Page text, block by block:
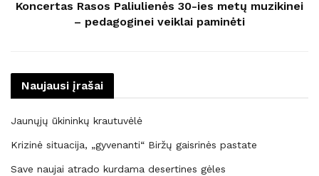
Koncertas Rasos Paliulienės 30-ies metų muzikinei
– pedagoginei veiklai paminėti
Naujausi įrašai
Jaunųjų ūkininkų krautuvėlė
Krizinė situacija, „gyvenanti“ Biržų gaisrinės pastate
Save naujai atrado kurdama desertines gėles